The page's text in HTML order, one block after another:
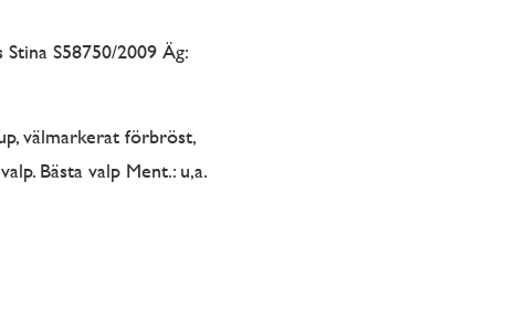
S58750/2009 Äg:
välmarkerat förbröst,
Bästa valp Ment.: u,a.